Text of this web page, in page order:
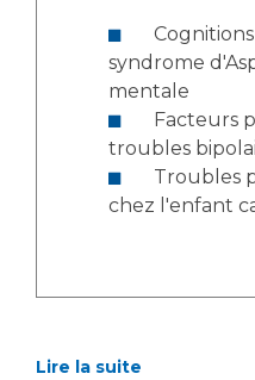
syndrome
mentale
troubles
chez l'enfant
Lire la suite